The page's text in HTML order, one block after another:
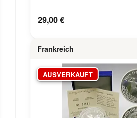
29,00 €
Frankreich
AUSVERKAUFT